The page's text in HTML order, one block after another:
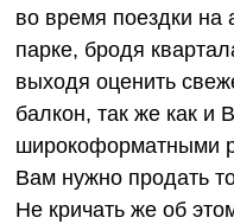
во время поездки на
парке, бродя
выходя оценить
балкон, так же как и
широкоформатными
Вам нужно продать
Не кричать же об